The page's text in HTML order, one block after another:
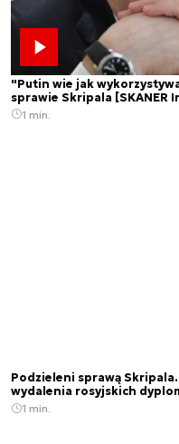
"Putin wie jak
sprawie Skripala [SKANER
1 min.
Podzieleni sprawą
wydalenia rosyjskich
1 min.